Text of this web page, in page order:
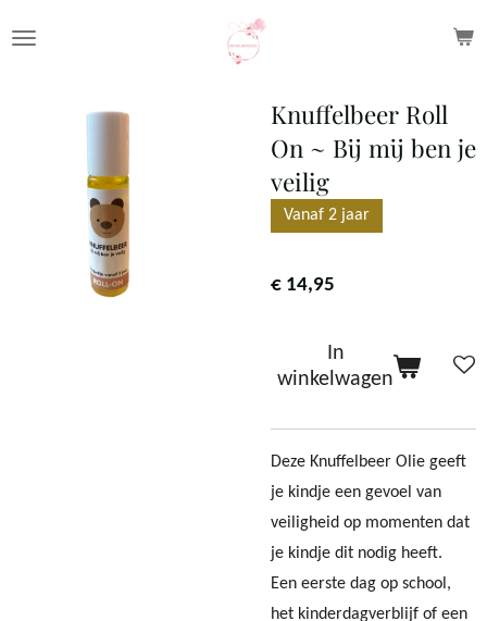
Knuffelbeer Roll
On ~ Bij mij ben je
veilig
Vanaf 2 jaar
€ 14,95
In
winkelwagen
Deze Knuffelbeer Olie geeft
je kindje een gevoel van
veiligheid op momenten dat
je kindje dit nodig heeft.
Een eerste dag op school,
het kinderdagverblijf of een